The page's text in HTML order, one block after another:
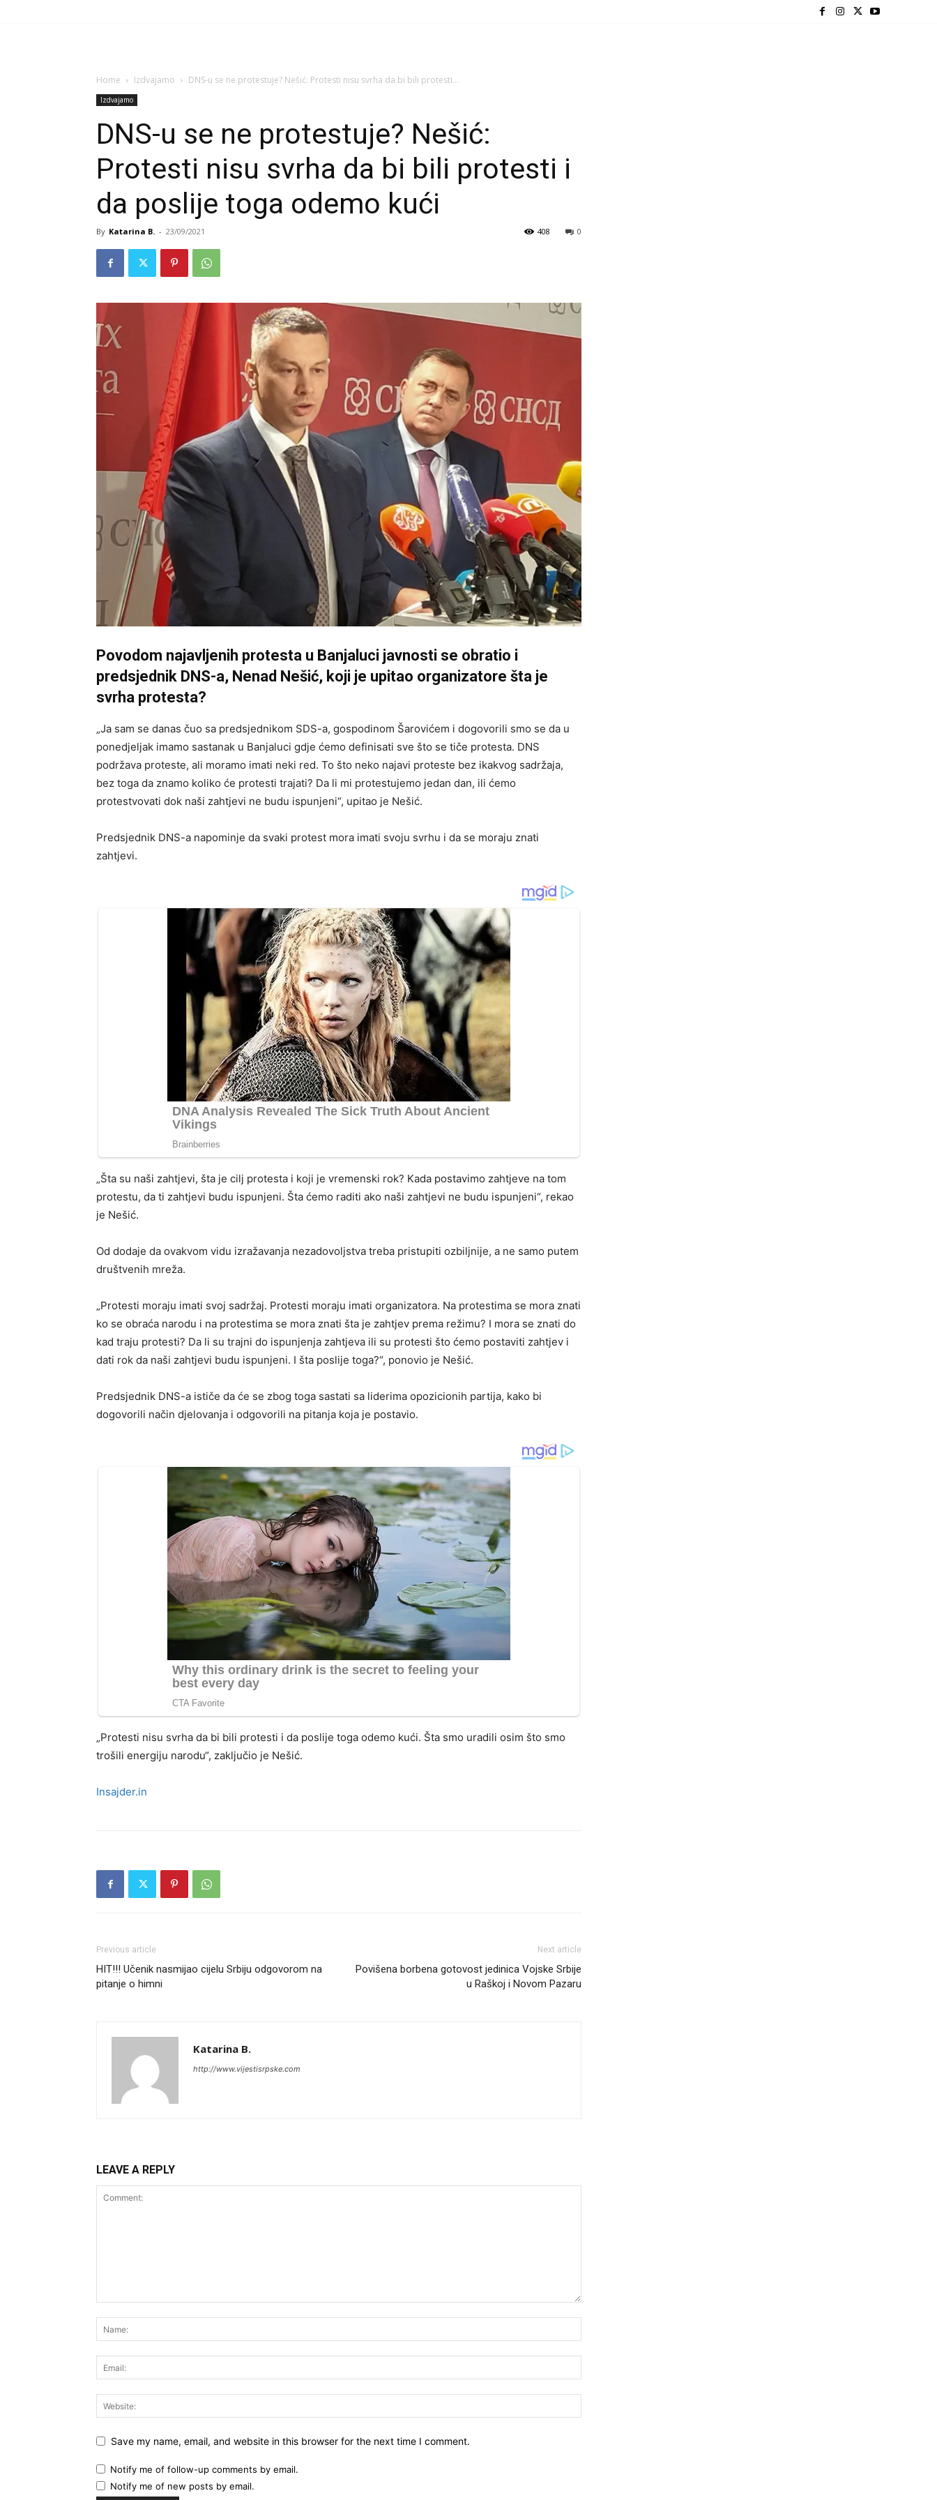
Home Izdvajamo DNS-u se ne protestuje? Nešić: Protesti nisu svrha da bi bili protesti...
Izdvajamo
DNS-u se ne protestuje? Nešić:
Protesti nisu svrha da bi bili protesti i
da poslije toga odemo kući
By Katarina B. - 23/09/2021 0
408
Povodom najavljenih protesta u Banjaluci javnosti se obratio i
predsjednik DNS-a, Nenad Nešić, koji je upitao organizatore šta je
svrha protesta?
„Ja sam se danas čuo sa predsjednikom SDS-a, gospodinom Šarovićem i dogovorili smo se da u
ponedjeljak imamo sastanak u Banjaluci gdje ćemo definisati sve što se tiče protesta. DNS
podržava proteste, ali moramo imati neki red. To što neko najavi proteste bez ikakvog sadržaja,
bez toga da znamo koliko će protesti trajati? Da li mi protestujemo jedan dan, ili ćemo
protestvovati dok naši zahtjevi ne budu ispunjeni“, upitao je Nešić.
Predsjednik DNS-a napominje da svaki protest mora imati svoju svrhu i da se moraju znati
zahtjevi.
„Šta su naši zahtjevi, šta je cilj protesta i koji je vremenski rok? Kada postavimo zahtjeve na tom
protestu, da ti zahtjevi budu ispunjeni. Šta ćemo raditi ako naši zahtjevi ne budu ispunjeni“, rekao
je Nešić.
Od dodaje da ovakvom vidu izražavanja nezadovoljstva treba pristupiti ozbiljnije, a ne samo putem
društvenih mreža.
„Protesti moraju imati svoj sadržaj. Protesti moraju imati organizatora. Na protestima se mora znati
ko se obraća narodu i na protestima se mora znati šta je zahtjev prema režimu? I mora se znati do
kad traju protesti? Da li su trajni do ispunjenja zahtjeva ili su protesti što ćemo postaviti zahtjev i
dati rok da naši zahtjevi budu ispunjeni. I šta poslije toga?“, ponovio je Nešić.
Predsjednik DNS-a ističe da će se zbog toga sastati sa liderima opozicionih partija, kako bi
dogovorili način djelovanja i odgovorili na pitanja koja je postavio.
„Protesti nisu svrha da bi bili protesti i da poslije toga odemo kući. Šta smo uradili osim što smo
trošili energiju narodu“, zaključio je Nešić.
Insajder.in
Previous article
HIT!!! Učenik nasmijao cijelu Srbiju odgovorom na
pitanje o himni
Next article
Povišena borbena gotovost jedinica Vojske Srbije
u Raškoj i Novom Pazaru
Katarina B.
http://www.vijestisrpske.com
LEAVE A REPLY
Save my name, email, and website in this browser for the next time I comment.
Notify me of follow-up comments by email.
Notify me of new posts by email.